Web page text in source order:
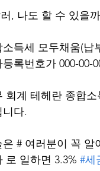
, 나도 할 수 있을
소득세 모두채움(
등록번호가 000-00-
회계 테헤란 종합
니다.
은 # 여러분이 꼭 알
로 일하면 3.3% #세